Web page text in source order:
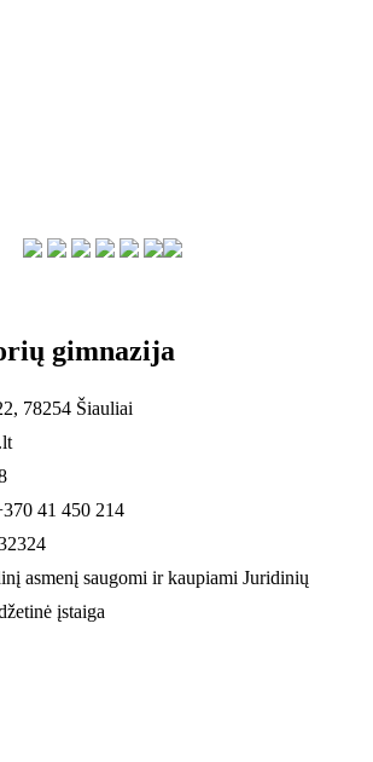
gimnazija
78254 Šiauliai
41 450 214
asmenį saugomi ir kaupiami Juridinių
įstaiga